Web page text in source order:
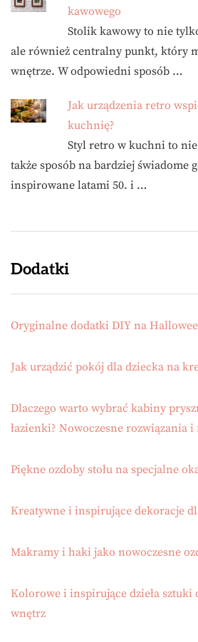
kawowego
Stolik kawowy to nie
ale również centralny punkt, który
wnętrze. W odpowiedni sposób …
Jak urządzenia retro
kuchnię?
Styl retro w kuchni to
także sposób na bardziej świadome
inspirowane latami 50. i …
Dodatki
Oryginalne dodatki DIY na
Jak urządzić pokój dla dziecka na
Dlaczego warto wybrać kabiny
łazienki? Nowoczesne rozwiązania
Piękne ozdoby stołu na specjalne
Kreatywne i inspirujące dekoracje
Makramy i haki jako nowoczesne
Kolorowe i inspirujące dzieła sztuki
wnętrz